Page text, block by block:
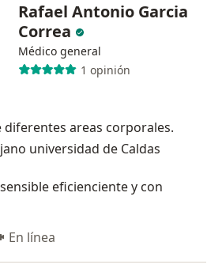
Rafael Antonio Garcia
Correa
Médico general
1 opinión
diferentes areas corporales.
universidad de Caldas
eficienciente y con
En línea